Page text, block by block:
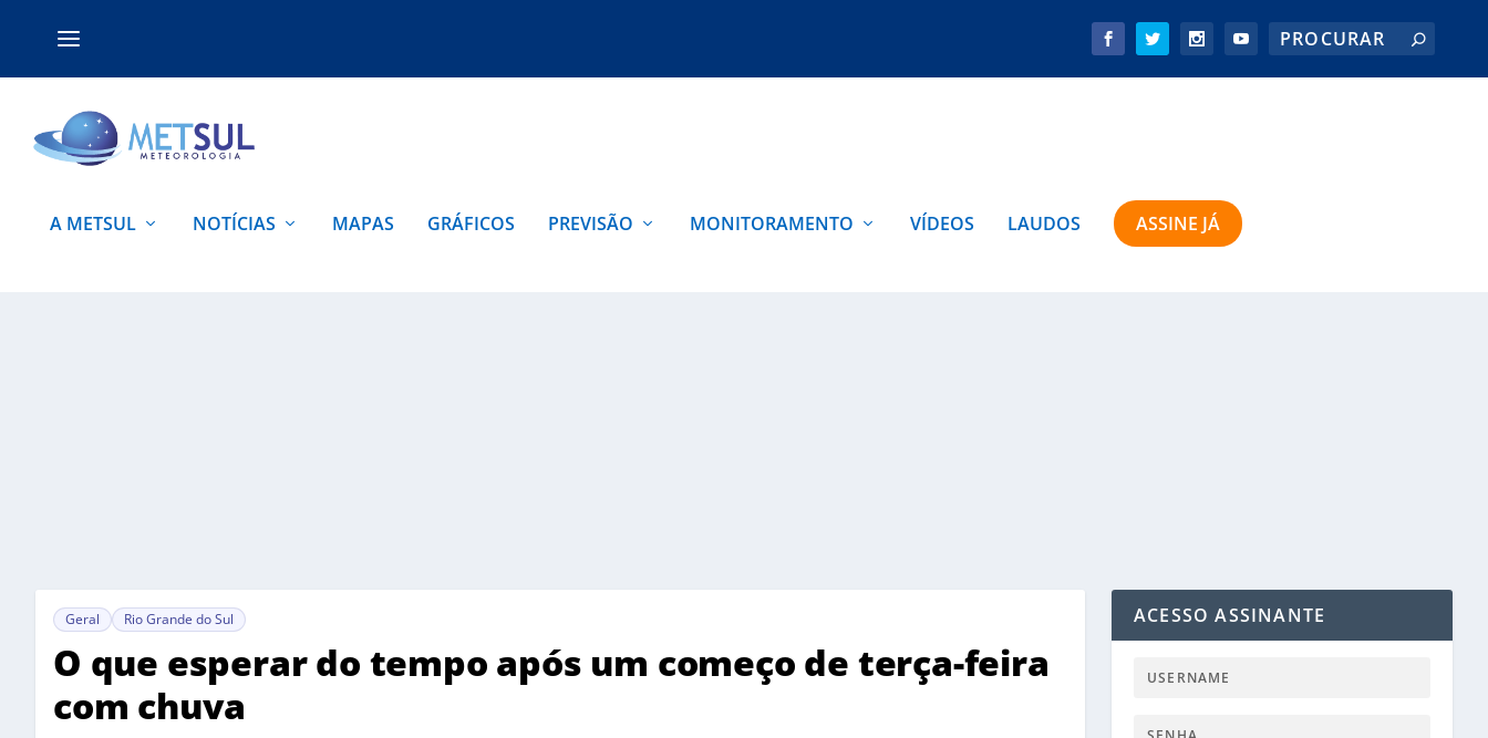
A METSUL NOTÍCIAS MAPAS GRÁFICOS PREVISÃO MONITORAMENTO VÍDEOS LAUDOS ASSINE JÁ
Geral Rio Grande do Sul
O que esperar do tempo após um começo de terça-feira
com chuva
ACESSO ASSINANTE